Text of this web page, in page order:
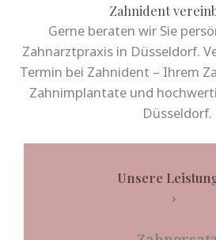
Zahnident
Gerne beraten wir Sie
Zahnarztpraxis in Düsseldorf.
Termin bei Zahnident – Ihrem
Zahnimplantate und
Düsseldorf.
Unsere
›